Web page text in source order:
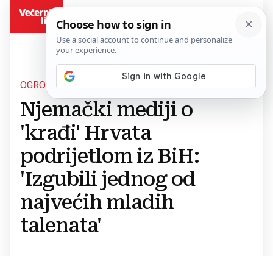
OGROMAN GUBITAK ZA NJIH
Njemački mediji o
'krađi' Hrvata
podrijetlom iz BiH:
'Izgubili jednog od
najvećih mladih
talenata'